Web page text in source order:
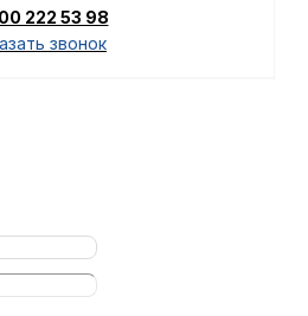
222 53 98
звонок